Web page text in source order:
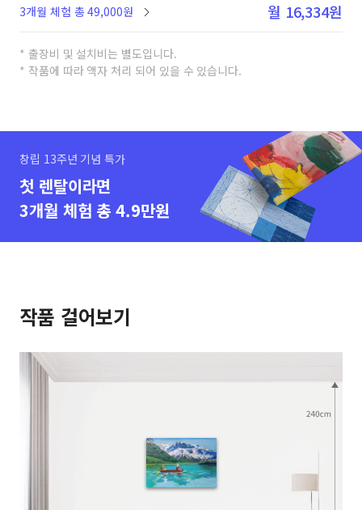
3개월 체험 총 49,000원 월 16,334원
* 출장비 및 설치비는 별도입니다.
* 작품에 따라 액자 처리 되어 있을 수 있습니다.
창립 13주년 기념 특가
첫 렌탈이라면
3개월 체험 총 4.9만원
작품 걸어보기